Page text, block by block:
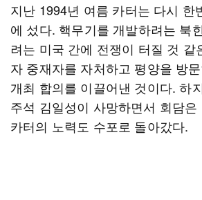
지난 1994년 여름 카터는 다시 한
에 섰다. 핵무기를 개발하려는 북
려는 미국 간에 전쟁이 터질 것 같
자 중재자를 자처하고 평양을 방
개최 합의를 이끌어낸 것이다. 하
주석 김일성이 사망하면서 회담은
카터의 노력도 수포로 돌아갔다.